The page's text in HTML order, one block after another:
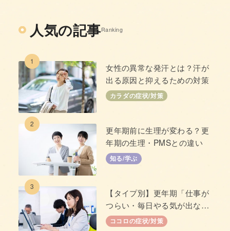
人気の記事Ranking
1
女性の異常な発汗とは？汗が
出る原因と抑えるための対策
カラダの症状/対策
2
更年期前に生理が変わる？更
年期の生理・PMSとの違い
知る/学ぶ
3
【タイプ別】更年期「仕事が
つらい・毎日やる気が出な
い」原因と対策
ココロの症状/対策